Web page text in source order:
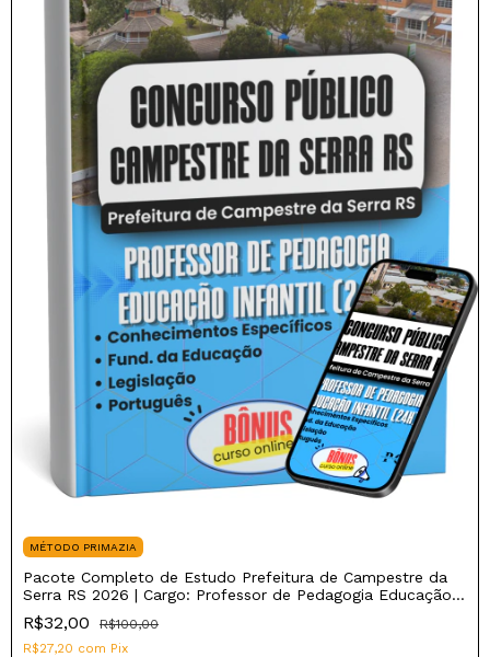
MÉTODO PRIMAZIA
Pacote Completo de Estudo Prefeitura de Campestre da
Serra RS 2026 | Cargo: Professor de Pedagogia Educação
Infantil (24h)
R$32,00
R$100,00
R$27,20 com Pix